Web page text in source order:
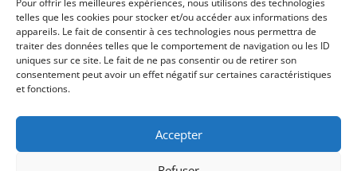
Pour offrir les meilleures expériences, nous utilisons des technologies
telles que les cookies pour stocker et/ou accéder aux informations des
appareils. Le fait de consentir à ces technologies nous permettra de
traiter des données telles que le comportement de navigation ou les ID
uniques sur ce site. Le fait de ne pas consentir ou de retirer son
consentement peut avoir un effet négatif sur certaines caractéristiques
et fonctions.
Accepter
$62.00
Votre panier est vide.
Catégories de produits
×
Toute la boutique
Recherche de produits
pour :
Recherche